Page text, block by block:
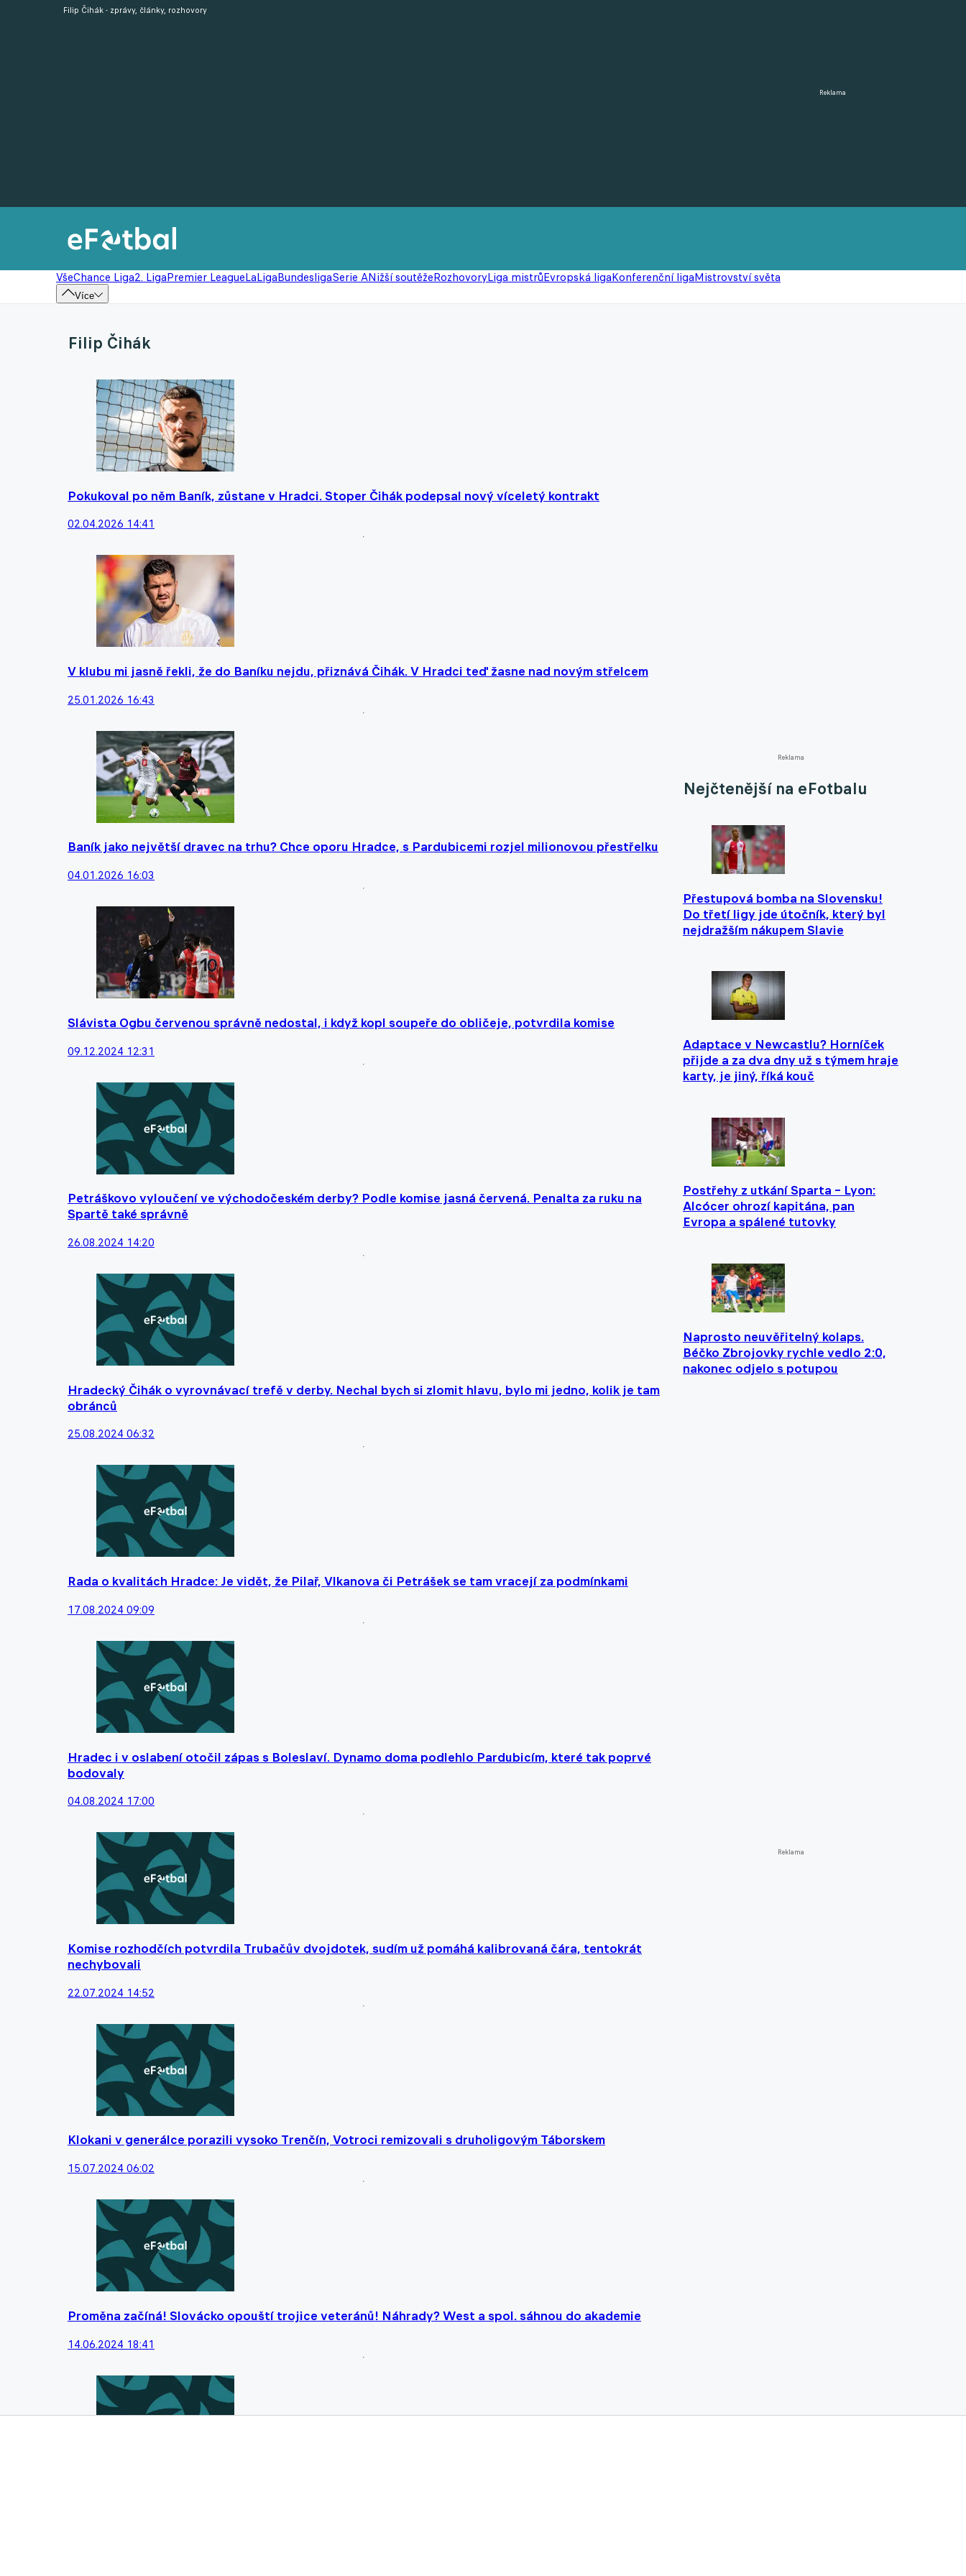
Reklama
VšeChance Liga2. LigaPremier LeagueLaLigaBundesligaSerie ANižší soutěžeRozhovoryLiga mistrůEvropská ligaKonferenční ligaMistrovství světa
Více
Filip Čihák - zprávy, články, rozhovory
Filip Čihák
Pokukoval po něm Baník, zůstane v Hradci. Stoper Čihák podepsal nový víceletý kontrakt
02.04.2026 14:41
V klubu mi jasně řekli, že do Baníku nejdu, přiznává Čihák. V Hradci teď žasne nad novým střelcem
25.01.2026 16:43
Baník jako největší dravec na trhu? Chce oporu Hradce, s Pardubicemi rozjel milionovou přestřelku
04.01.2026 16:03
Slávista Ogbu červenou správně nedostal, i když kopl soupeře do obličeje, potvrdila komise
09.12.2024 12:31
Petráškovo vyloučení ve východočeském derby? Podle komise jasná červená. Penalta za ruku na
Spartě také správně
26.08.2024 14:20
Hradecký Čihák o vyrovnávací trefě v derby. Nechal bych si zlomit hlavu, bylo mi jedno, kolik je tam
obránců
25.08.2024 06:32
Rada o kvalitách Hradce: Je vidět, že Pilař, Vlkanova či Petrášek se tam vracejí za podmínkami
17.08.2024 09:09
Hradec i v oslabení otočil zápas s Boleslaví. Dynamo doma podlehlo Pardubicím, které tak poprvé
bodovaly
04.08.2024 17:00
Komise rozhodčích potvrdila Trubačův dvojdotek, sudím už pomáhá kalibrovaná čára, tentokrát
nechybovali
22.07.2024 14:52
Klokani v generálce porazili vysoko Trenčín, Votroci remizovali s druholigovým Táborskem
15.07.2024 06:02
Proměna začíná! Slovácko opouští trojice veteránů! Náhrady? West a spol. sáhnou do akademie
14.06.2024 18:41
Reklama
Nejčtenější na eFotbalu
Přestupová bomba na Slovensku!
Do třetí ligy jde útočník, který byl
nejdražším nákupem Slavie
Adaptace v Newcastlu? Horníček
přijde a za dva dny už s týmem hraje
karty, je jiný, říká kouč
Postřehy z utkání Sparta – Lyon:
Alcócer ohrozí kapitána, pan
Evropa a spálené tutovky
Naprosto neuvěřitelný kolaps.
Béčko Zbrojovky rychle vedlo 2:0,
nakonec odjelo s potupou
Reklama